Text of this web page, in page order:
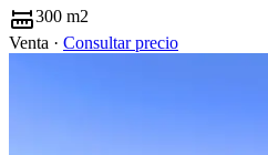
300 m2
Venta · Consultar precio